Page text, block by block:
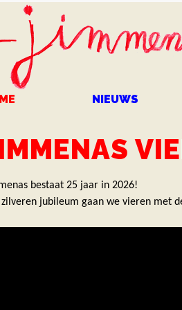
NIEUWS
bestaat 25 jaar in 2026!
zilveren jubileum gaan we vieren met